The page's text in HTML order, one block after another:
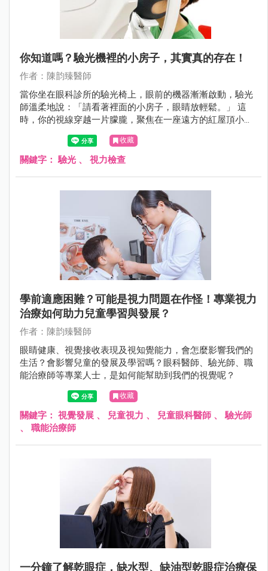
你知道嗎？驗光機裡的小房子，其實真的存在！
作者：陳韵臻醫師
當你坐在眼科診所的驗光椅上，眼前的機器漸漸啟動，驗光
師溫柔地說：「請看著裡面的小房子，眼睛放輕鬆。」 這
時，你的視線穿越一片朦朧，聚焦在一座遠方的紅屋頂小教
堂上，彷彿置身異地，短暫逃離現實。但你知道嗎？這座小
房子，其實真的存在，而且地點遙遠夢幻——它來自冰島的
斯奈山半島，名為 Ingjaldshólskirkja，是一座歷史悠久、風
收藏
關鍵字：驗光 、 視力檢查
學前適應困難？可能是視力問題在作怪！專業視力
治療如何助力兒童學習與發展？
作者：陳韵臻醫師
眼睛健康、視覺接收表現及視知覺能力，會怎麼影響我們的
生活？會影響兒童的發展及學習嗎？眼科醫師、驗光師、職
能治療師等專業人士，是如何能幫助到我們的視覺呢？
收藏
關鍵字： 視覺發展 、 兒童視力 、 兒童眼科醫師 、驗光師
、 職能治療師
一分鐘了解乾眼症，​​​​​​​缺水型、缺油型乾眼症治療保